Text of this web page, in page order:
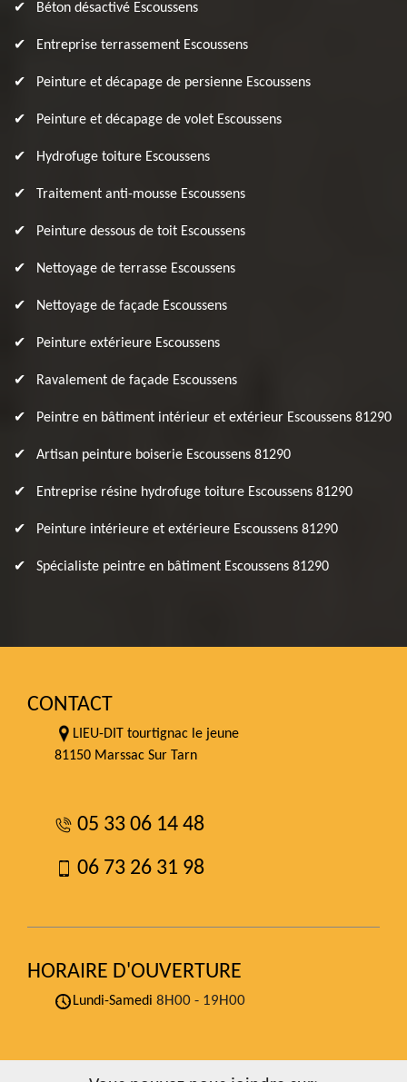
Béton désactivé Escoussens
Entreprise terrassement Escoussens
Peinture et décapage de persienne Escoussens
Peinture et décapage de volet Escoussens
Hydrofuge toiture Escoussens
Traitement anti-mousse Escoussens
Peinture dessous de toit Escoussens
Nettoyage de terrasse Escoussens
Nettoyage de façade Escoussens
Peinture extérieure Escoussens
Ravalement de façade Escoussens
Peintre en bâtiment intérieur et extérieur Escoussens 81290
Artisan peinture boiserie Escoussens 81290
Entreprise résine hydrofuge toiture Escoussens 81290
Peinture intérieure et extérieure Escoussens 81290
Spécialiste peintre en bâtiment Escoussens 81290
CONTACT
LIEU-DIT tourtignac le jeune
81150 Marssac Sur Tarn
05 33 06 14 48
06 73 26 31 98
HORAIRE D'OUVERTURE
Lundi-Samedi 8H00 - 19H00